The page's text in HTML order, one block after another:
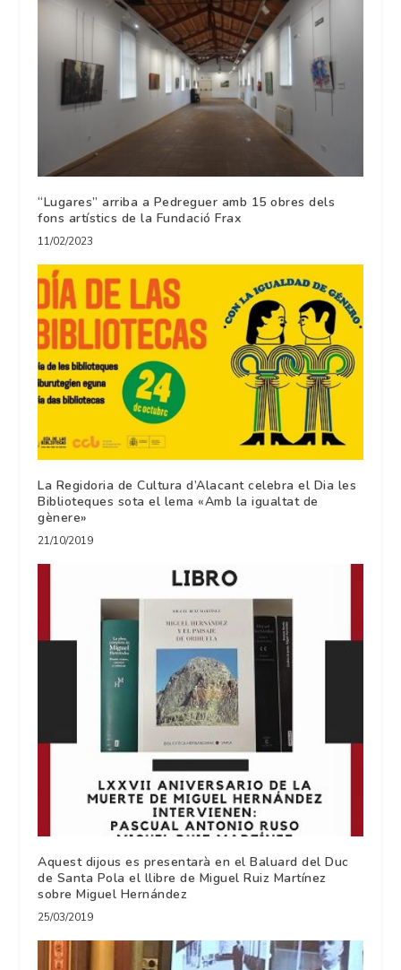
“Lugares” arriba a Pedreguer amb 15 obres dels
fons artístics de la Fundació Frax
11/02/2023
La Regidoria de Cultura d’Alacant celebra el Dia les
Biblioteques sota el lema «Amb la igualtat de
gènere»
21/10/2019
Aquest dijous es presentarà en el Baluard del Duc
de Santa Pola el llibre de Miguel Ruiz Martínez
sobre Miguel Hernández
25/03/2019